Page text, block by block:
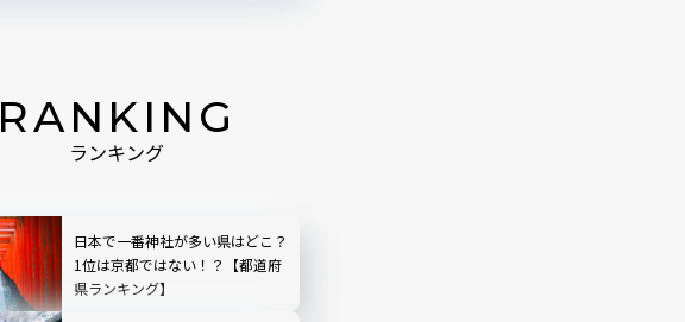
RANKING
ランキング
日本で一番神社が多い県はどこ？
1位は京都ではない！？【都道府
県ランキング】